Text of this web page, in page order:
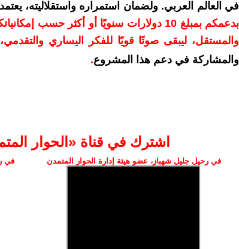
في العالم العربي. ولضمان استمراره واستقلاليته،
بدعمكم بمبلغ 10 دولارات سنويًا أو أكثر
والمستقل، ليبقى صوتًا قويًا للفكر اليساري والتقدمي،
والمشاركة في دعم هذا المشروع.
اشترك في قناة ‫«الحوار
في رحيل جليل شهباز، عضو هيئة إدارة الحوار المتمدن في